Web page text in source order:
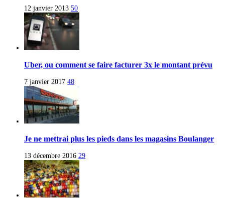
12 janvier 2013 50
Uber, ou comment se faire facturer 3x le montant prévu
7 janvier 2017 48
Je ne mettrai plus les pieds dans les magasins Boulanger
13 décembre 2016 29